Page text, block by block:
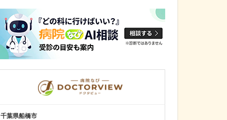
千葉県船橋市